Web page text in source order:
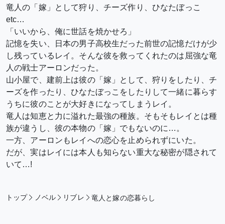
竜人の「嫁」として狩り、チーズ作り、ひなたぼっこ
etc…
「いいから、俺に世話を焼かせろ」
記憶を失い、日本の男子高校生だった前世の記憶だけが少
し残っているレイ。そんな彼を救ってくれたのは屈強な竜
人の戦士アーロンだった。
山小屋で、建前上は彼の「嫁」として、狩りをしたり、チ
ーズを作ったり、ひなたぼっこをしたりして一緒に暮らす
うちに彼のことが大好きになってしまうレイ。
竜人は知恵と力に溢れた最強の種族。そもそもレイとは種
族が違うし、彼の本物の「嫁」でもないのに…。
一方、アーロンもレイへの恋心を止められずにいた。
だが、実はレイには本人も知らない重大な秘密が隠されて
いて…!
トップ ノベル リブレ 竜人と嫁の恋暮らし